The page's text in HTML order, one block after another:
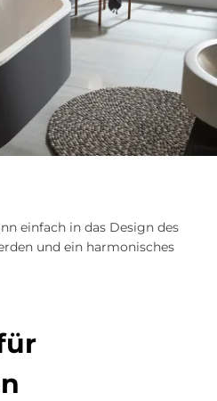
einfach in das Design des
und ein harmonisches